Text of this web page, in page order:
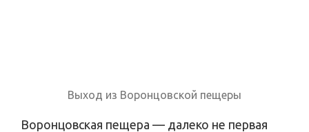
Выход из Воронцовской пещеры
Воронцовская пещера — далеко не первая